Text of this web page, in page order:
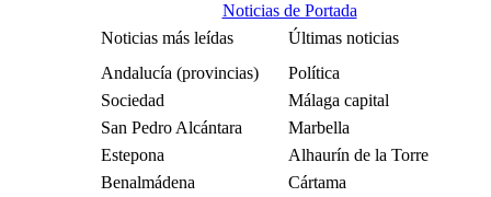
Noticias de Portada
Noticias más leídas
Últimas noticias
Andalucía (provincias)
Política
Sociedad
Málaga capital
San Pedro Alcántara
Marbella
Estepona
Alhaurín de la Torre
Benalmádena
Cártama